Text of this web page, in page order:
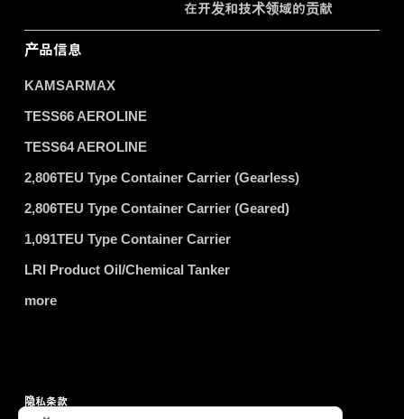
在开发和技术领域的贡献
产品信息
KAMSARMAX
TESS66 AEROLINE
TESS64 AEROLINE
2,806TEU Type Container Carrier (Gearless)
2,806TEU Type Container Carrier (Geared)
1,091TEU Type Container Carrier
LRI Product Oil/Chemical Tanker
more
隐私条款